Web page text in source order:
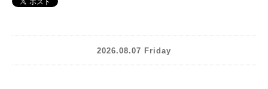
2026.08.07 Friday